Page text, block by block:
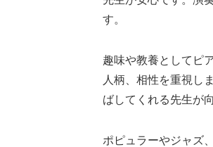
す。
趣味や教養としてピ
人柄、相性を重視し
ばしてくれる先生が
ポピュラーやジャズ